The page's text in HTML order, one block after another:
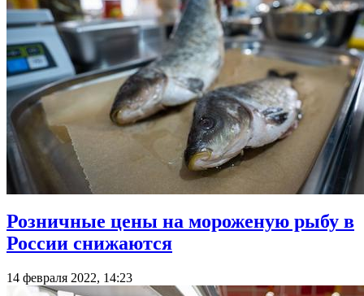
Розничные цены на мороженую рыбу в
России снижаются
14 февраля 2022, 14:23